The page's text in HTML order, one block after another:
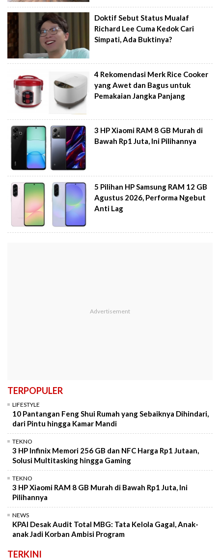
Doktif Sebut Status Mualaf
Richard Lee Cuma Kedok Cari
Simpati, Ada Buktinya?
4 Rekomendasi Merk Rice Cooker
yang Awet dan Bagus untuk
Pemakaian Jangka Panjang
3 HP Xiaomi RAM 8 GB Murah di
Bawah Rp1 Juta, Ini Pilihannya
5 Pilihan HP Samsung RAM 12 GB
Agustus 2026, Performa Ngebut
Anti Lag
TERPOPULER
LIFESTYLE
10 Pantangan Feng Shui Rumah yang Sebaiknya Dihindari,
dari Pintu hingga Kamar Mandi
TEKNO
3 HP Infinix Memori 256 GB dan NFC Harga Rp1 Jutaan,
Solusi Multitasking hingga Gaming
TEKNO
3 HP Xiaomi RAM 8 GB Murah di Bawah Rp1 Juta, Ini
Pilihannya
NEWS
KPAI Desak Audit Total MBG: Tata Kelola Gagal, Anak-
anak Jadi Korban Ambisi Program
TERKINI